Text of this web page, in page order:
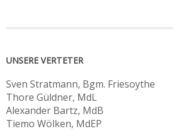
UNSERE VERTETER
Sven Stratmann, Bgm. Friesoythe
Thore Güldner, MdL
Alexander Bartz, MdB
Tiemo Wölken, MdEP